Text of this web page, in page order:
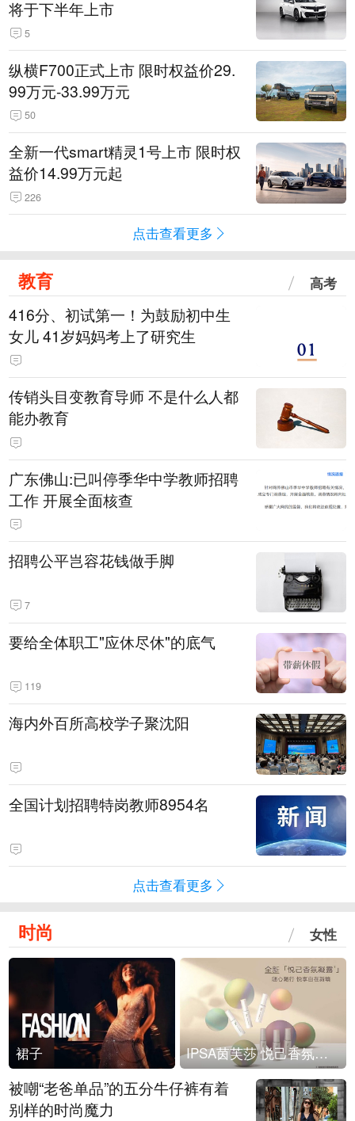
将于下半年上市
5
纵横F700正式上市 限时权益价29.
99万元-33.99万元
50
全新一代smart精灵1号上市 限时权
益价14.99万元起
226
点击查看更多
教育 高考
416分、初试第一！为鼓励初中生
女儿 41岁妈妈考上了研究生
传销头目变教育导师 不是什么人都
能办教育
广东佛山:已叫停季华中学教师招聘
工作 开展全面核查
招聘公平岂容花钱做手脚
7
要给全体职工"应休尽休"的底气
119
海内外百所高校学子聚沈阳
全国计划招聘特岗教师8954名
点击查看更多
时尚 女性
裙子 IPSA茵芙莎 悦己香氛凝露上市
被嘲“老爸单品”的五分牛仔裤有着
别样的时尚魔力